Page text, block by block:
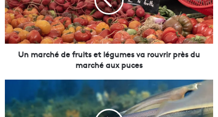
c
h
é
d
t
s
Un marché de fruits et légumes va rouvrir près du
marché aux puces
d